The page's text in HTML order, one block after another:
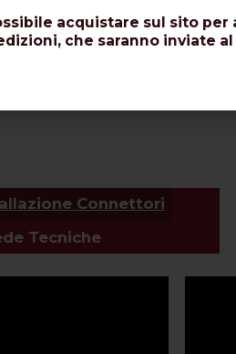
della gamma: 87%.
perdita di segnale anche ad alte
del cavo, optare per
Connettori
Tecniche
acquistare sul sito
che saranno inviate